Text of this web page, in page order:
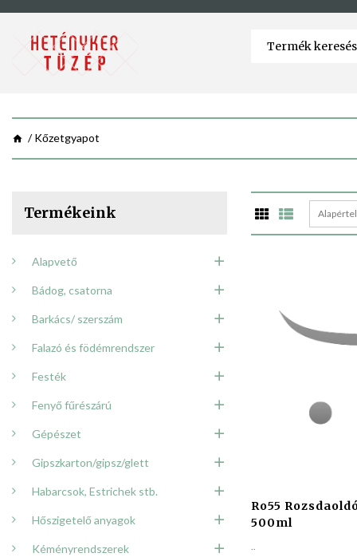
Kőzetgyapot
Termékeink
Alapvető
Bádog, csatorna
Barkács/ szerszám
Falazó és födémrendszer
Festék
Fenyő fűrészárú
Gépészet
Gipszkarton/gipsz/glett
Habarcsok, Estrichek stb.
Hőszigetelő anyagok
Kéményrendszerek
Ro55
500ml
..